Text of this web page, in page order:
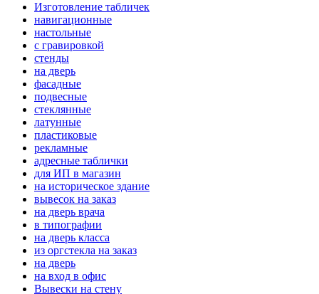
Изготовление табличек
навигационные
настольные
с гравировкой
стенды
на дверь
фасадные
подвесные
стеклянные
латунные
пластиковые
рекламные
адресные таблички
для ИП в магазин
на историческое здание
вывесок на заказ
на дверь врача
в типографии
на дверь класса
из оргстекла на заказ
на дверь
на вход в офис
Вывески на стену